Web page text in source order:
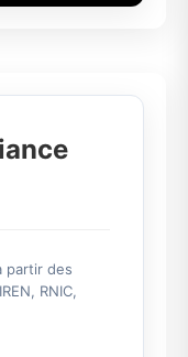
partir des
RNIC,